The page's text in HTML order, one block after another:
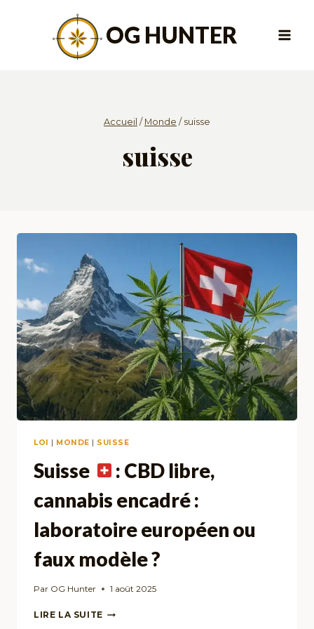
OG HUNTER
Accueil / Monde / suisse
suisse
LOI | MONDE | SUISSE
Suisse
: CBD libre,
cannabis encadré :
laboratoire européen ou
faux modèle ?
Par OG Hunter 1 août 2025
LIRE LA SUITESUISSE